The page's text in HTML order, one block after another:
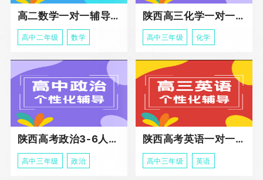
高二数学一对一辅导课程
高中二年级 数学
陕西高三化学一对一个性化辅导课程
高中三年级 化学
陕西高考政治3-6人班课程
高中三年级 政治
陕西高考英语一对一冲刺课程
高中三年级 英语